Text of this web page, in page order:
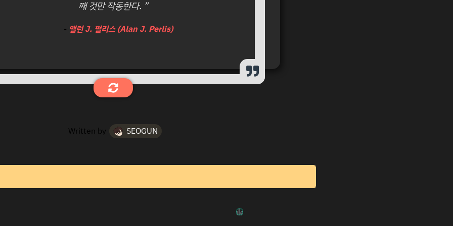
째 것만 작동한다. ”
- 앨런 J. 펄리스 (Alan J. Perlis)
Written by SEOGUN